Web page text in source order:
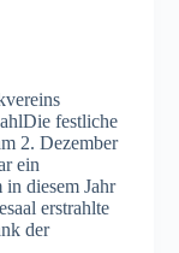
festliche
2. Dezember
ein
diesem Jahr
erstrahlte
der